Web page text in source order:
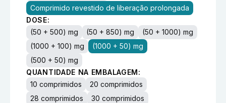
Comprimido revestido de liberação prolongada
DOSE:
(50 + 500) mg
(50 + 850) mg
(50 + 1000) mg
(1000 + 100) mg
(1000 + 50) mg
(500 + 50) mg
QUANTIDADE NA EMBALAGEM:
10 comprimidos
20 comprimidos
28 comprimidos
30 comprimidos